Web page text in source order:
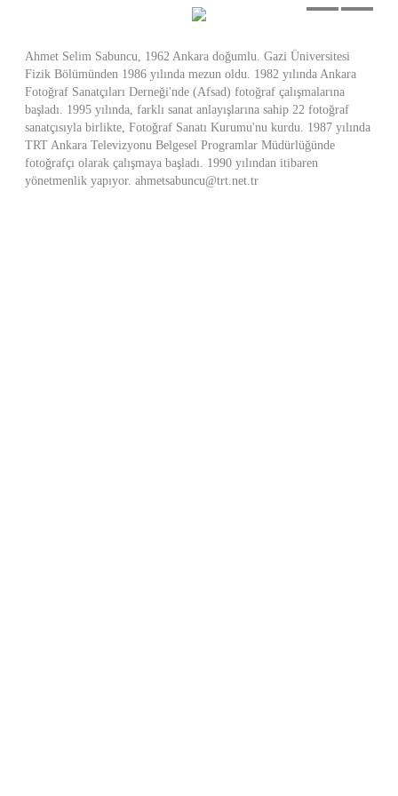
Ahmet Selim Sabuncu, 1962 Ankara doğumlu. Gazi Üniversitesi
Fizik Bölümünden 1986 yılında mezun oldu. 1982 yılında Ankara
Fotoğraf Sanatçıları Derneği'nde (Afsad) fotoğraf çalışmalarına
başladı. 1995 yılında, farklı sanat anlayışlarına sahip 22 fotoğraf
sanatçısıyla birlikte, Fotoğraf Sanatı Kurumu'nu kurdu. 1987 yılında
TRT Ankara Televizyonu Belgesel Programlar Müdürlüğünde
fotoğrafçı olarak çalışmaya başladı. 1990 yılından itibaren
yönetmenlik yapıyor. ahmetsabuncu@trt.net.tr